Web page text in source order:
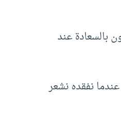
بأنهم يشعرون بالسعادة عند
نفقده نشعر